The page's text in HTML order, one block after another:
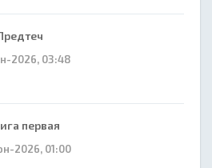
2026, 03:48
первая
2026, 01:00